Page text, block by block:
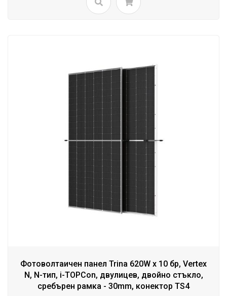
Фотоволтаичен панел Trina 620W х 10 бр, Vertex
N, N-тип, i-TOPCon, двулицев, двойно стъкло,
сребърен рамка - 30mm, конектор TS4